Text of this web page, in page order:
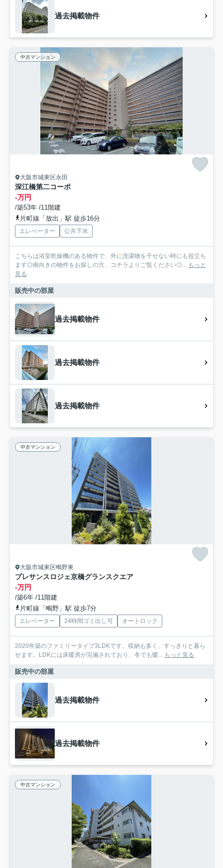
過去掲載物件
中古マンション
大阪市城東区永田
深江橋第二コーポ
-万円
/築53年 /11階建
片町線「放出」駅 徒歩16分
エレベーター 公共下水
こちらは浴室乾燥機のある物件で、外に洗濯物を干せない時にも役立ち
ます◎南向きの物件をお探しの方、コチラよりご覧ください◎...
もっと
見る
販売中の部屋
過去掲載物件
過去掲載物件
過去掲載物件
中古マンション
大阪市城東区鴫野東
プレサンスロジェ京橋グランスクエア
-万円
/築6年 /11階建
片町線「鴫野」駅 徒歩7分
エレベーター 24時間ゴミ出し可 オートロック
2020年築のファミリータイプ3LDKです。収納も多く、すっきりと暮ら
せます。LDKには床暖房が完備されており、冬でも暖...
もっと見る
販売中の部屋
過去掲載物件
過去掲載物件
中古マンション